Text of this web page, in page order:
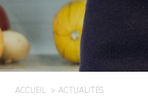
ACCUEIL
ACTUALITÉS